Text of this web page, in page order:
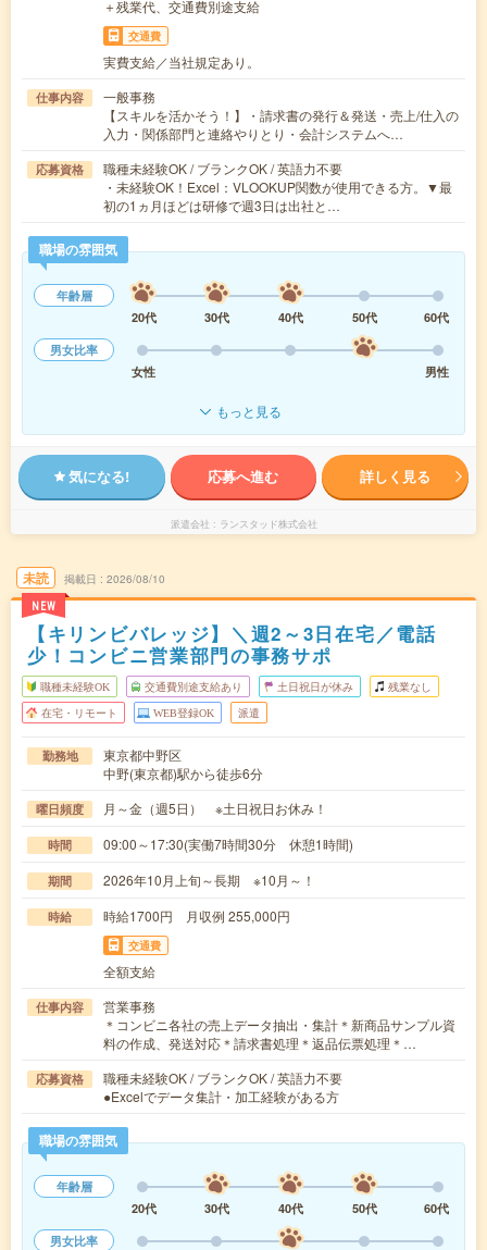
＋残業代、交通費別途支給
交通費
実費支給／当社規定あり。
仕事内容
一般事務
【スキルを活かそう！】・請求書の発行＆発送・売上/仕入の
入力・関係部門と連絡やりとり・会計システムへ…
応募資格
職種未経験OK / ブランクOK / 英語力不要
・未経験OK！Excel：VLOOKUP関数が使用できる方。▼最
初の1ヵ月ほどは研修で週3日は出社と…
職場の雰囲気
年齢層
20代
30代 40代 50代
60代
男女比率
女性
男性
もっと見る
気になる! 応募へ進む 詳しく見る
派遣会社 ランスタッド株式会社
未読
NEW
掲載日 2026/08/10
【キリンビバレッジ】＼週2～3日在宅／電話
少！コンビニ営業部門の事務サポ
職種未経験OK 交通費別途支給あり 土日祝日が休み 残業なし
在宅・リモート WEB登録OK 派遣
勤務地
東京都中野区
中野(東京都)駅から徒歩6分
曜日頻度 月～金（週5日） ※土日祝日お休み！
時間 09:00～17:30(実働7時間30分 休憩1時間)
期間 2026年10月上旬～長期 ※10月～！
時給 時給1700円 月収例 255,000円
交通費
全額支給
仕事内容
営業事務
＊コンビニ各社の売上データ抽出・集計＊新商品サンプル資
料の作成、発送対応＊請求書処理＊返品伝票処理＊…
応募資格
職種未経験OK / ブランクOK / 英語力不要
●Excelでデータ集計・加工経験がある方
職場の雰囲気
年齢層
20代
30代 40代 50代
60代
男女比率